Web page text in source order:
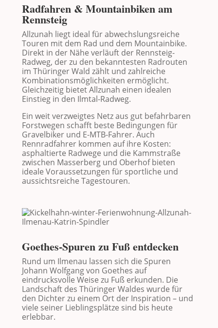
Radfahren & Mountainbiken am
Rennsteig
Allzunah liegt ideal für abwechslungsreiche
Touren mit dem Rad und dem Mountainbike.
Direkt in der Nähe verläuft der Rennsteig-
Radweg, der zu den bekanntesten Radrouten
im Thüringer Wald zählt und zahlreiche
Kombinationsmöglichkeiten ermöglicht.
Gleichzeitig bietet Allzunah einen idealen
Einstieg in den Ilmtal-Radweg.
Ein weit verzweigtes Netz aus gut befahrbaren
Forstwegen schafft beste Bedingungen für
Gravelbiker und E-MTB-Fahrer. Auch
Rennradfahrer kommen auf ihre Kosten:
asphaltierte Radwege und die Kammstraße
zwischen Masserbergund Oberhofbieten
ideale Voraussetzungen für sportliche und
aussichtsreiche Tagestouren.
Goethes-Spuren zu Fuß entdecken
Rund um Ilmenau lassen sich die Spuren
Johann Wolfgang von Goethes auf
eindrucksvolle Weise zu Fuß erkunden. Die
Landschaft des Thüringer Waldes wurde für
den Dichter zu einem Ort der Inspiration – und
viele seiner Lieblingsplätze sind bis heute
erlebbar.